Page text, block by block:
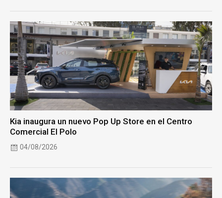
Kia inaugura un nuevo Pop Up Store en el Centro
Comercial El Polo
04/08/2026